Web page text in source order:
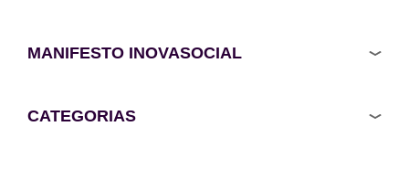
MANIFESTO INOVASOCIAL
CATEGORIAS